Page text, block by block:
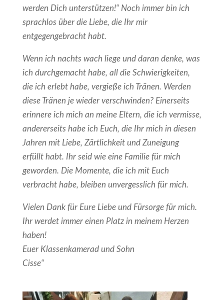
werden Dich unterstützen!“ Noch immer bin ich
sprachlos über die Liebe, die Ihr mir
entgegengebracht habt.
Wenn ich nachts wach liege und daran denke, was
ich durchgemacht habe, all die Schwierigkeiten,
die ich erlebt habe, vergieße ich Tränen. Werden
diese Tränen je wieder verschwinden? Einerseits
erinnere ich mich an meine Eltern, die ich vermisse,
andererseits habe ich Euch, die Ihr mich in diesen
Jahren mit Liebe, Zärtlichkeit und Zuneigung
erfüllt habt. Ihr seid wie eine Familie für mich
geworden. Die Momente, die ich mit Euch
verbracht habe, bleiben unvergesslich für mich.
Vielen Dank für Eure Liebe und Fürsorge für mich.
Ihr werdet immer einen Platz in meinem Herzen
haben!
Euer Klassenkamerad und Sohn
Cisse“